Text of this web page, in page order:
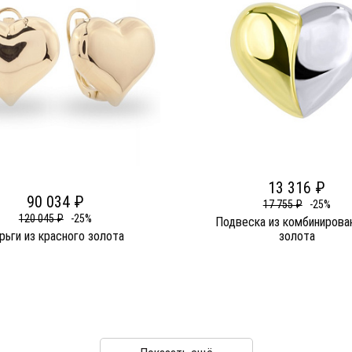
90 034 ₽
120 045 ₽ -25%
из красного золота
13 316 ₽
17 755 ₽ -25%
Подвеска из
золота